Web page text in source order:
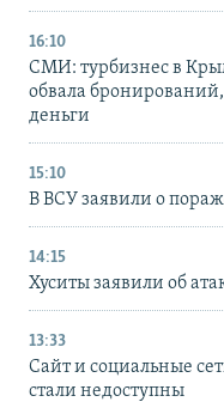
16:10
СМИ: турбизнес в
обвала
деньги
15:10
В ВСУ заявили о
14:15
Хуситы заявили об
13:33
Сайт и социальные
стали недоступны